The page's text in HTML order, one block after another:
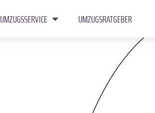
UMZUGSSERVICE UMZUGSRATGEBER